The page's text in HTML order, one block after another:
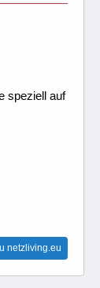
speziell auf
netzliving.eu